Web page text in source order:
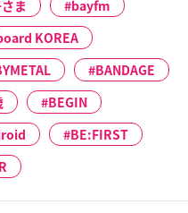
ま
bayfm
KOREA
BANDAGE
BEGIN
BE:FIRST